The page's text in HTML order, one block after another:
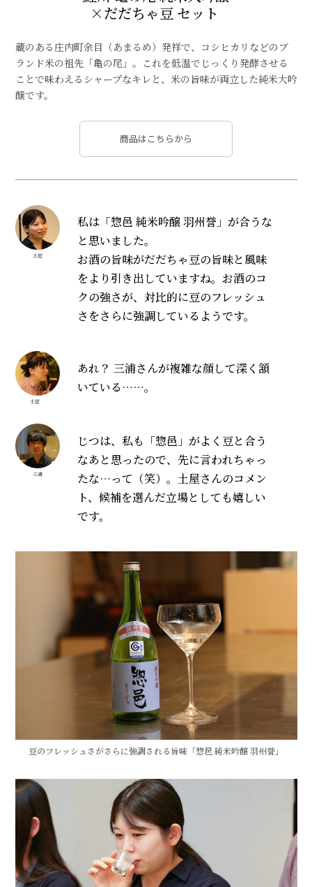
×だだちゃ豆 セット
蔵のある庄内町余目（あまるめ）発祥で、コシヒカリなどのブ
ランド米の祖先「亀の尾」。これを低温でじっくり発酵させる
ことで味わえるシャープなキレと、米の旨味が両立した純米大吟
醸です。
商品はこちらから
土屋
私は「惣邑 純米吟醸 羽州誉」が合うな
と思いました。
お酒の旨味がだだちゃ豆の旨味と風味
をより引き出していますね。お酒のコ
クの強さが、対比的に豆のフレッシュ
さをさらに強調しているようです。
土屋
あれ？ 三浦さんが複雑な顔して深く頷
いている……。
三浦
じつは、私も「惣邑」がよく豆と合う
なあと思ったので、先に言われちゃっ
たな…って（笑）。土屋さんのコメン
ト、候補を選んだ立場としても嬉しい
です。
豆のフレッシュさがさらに強調される旨味「惣邑 純米吟醸 羽州誉」